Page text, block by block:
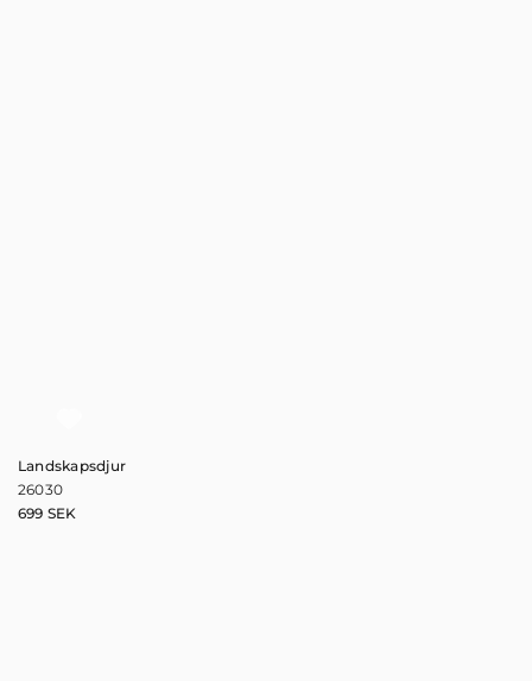
Landskapsdjur
26030
699 SEK